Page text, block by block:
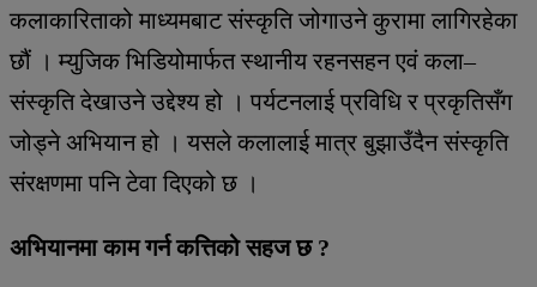
कलाकारिताको माध्यमबाट संस्कृति जोगाउने कुरामा लागिरहेका
छौं । म्युजिक भिडियोमार्फत स्थानीय रहनसहन एवं कला–
संस्कृति देखाउने उद्देश्य हो । पर्यटनलाई प्रविधि र प्रकृतिसँग
जोड्ने अभियान हो । यसले कलालाई मात्र बुझाउँदैन संस्कृति
संरक्षणमा पनि टेवा दिएको छ ।
अभियानमा काम गर्न कत्तिको सहज छ ?